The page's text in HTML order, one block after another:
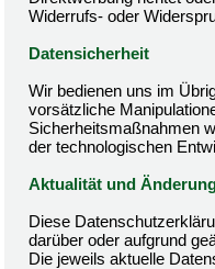
Widerrufs- oder
Datensicherheit
Wir bedienen uns im
vorsätzliche
Sicherheitsmaßnahmen
der technologischen
Aktualität und
Diese
darüber oder aufgrund
Die jeweils aktuelle